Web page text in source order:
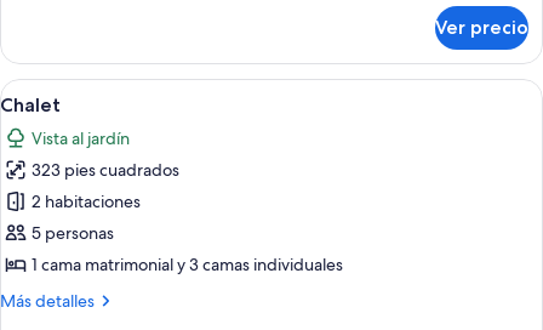
Deluxe
Ver precio
Abrir
todas
las
fotos
de
Chalet
Una cocina compacta con zona de
7
Chalet
Vista al jardín
323 pies cuadrados
2 habitaciones
5 personas
1 cama matrimonial y 3 camas individuales
Más detalles
Más